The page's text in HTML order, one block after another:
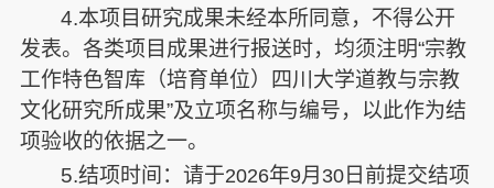
4.本项目研究成果未经本所同意，不得公开
发表。各类项目成果进行报送时，均须注明“宗教
工作特色智库（培育单位）四川大学道教与宗教
文化研究所成果”及立项名称与编号，以此作为结
项验收的依据之一。
5.结项时间：请于2026年9月 30日前提交结项